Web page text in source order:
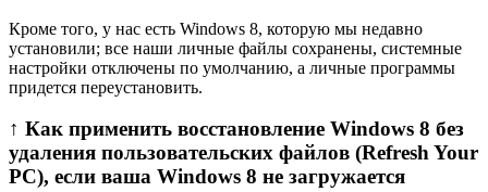
Кроме того, у нас есть Windows 8, которую мы недавно
установили; все наши личные файлы сохранены, системные
настройки отключены по умолчанию, а личные программы
придется переустановить.
↑ Как применить восстановление Windows 8 без
удаления пользовательских файлов (Refresh Your
PC), если ваша Windows 8 не загружается